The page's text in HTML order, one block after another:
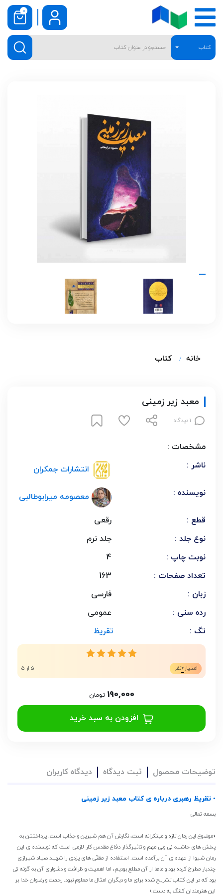
کتاب
0
خانه کتاب
معبد زیر زمینی
1 دیدگاه
مشخصات :
ناشر :
انتشارات جمکران
نویسنده : معصومه میرابوطالبی
قطع :
رقعی
نوع جلد :
جلد نرم
نوبت چاپ :
4
تعداد صفحات :
163
زبان :
فارسی
رده سنی :
عمومی
تگ :
تقریظ
امتیاز6نفر 5 از 5
190,000 تومان
افزودن به سبد خرید
توضیحات محصول ثبت دیدگاه دیدگاه کاربران
• تقریظ رهبری درباره ی کتاب معبد زیر زمینی
بسمه تعالی
«موضوع این رمان تازه و مبتکرانه است، نگارش آن هم شیرین و جذاب است. پرداختتن به
پخش های حاشیه ئی ولی مهم و تاثیرگذار دفاع مقدس کار لازمی است که نویسنده ی این
رمان شیوا از عهده ی آن برآمده است. استفاده از مقنّی های یزدی را شهید صیاد شیرازی
چندبار مطرح کرده بود و ماها از آن مطلع بودیم، اما اهمیت و ظرافت و دشواری آن به گونه ئی
بود که در این کتاب تشریح شده برای ما و دیگرانِ امثال ما معلوم نبود. رحمت و رضوان خدا بر
این هنرمندان کلنگ به دست.»